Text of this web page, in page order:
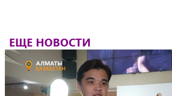
ЕЩЕ НОВОСТИ